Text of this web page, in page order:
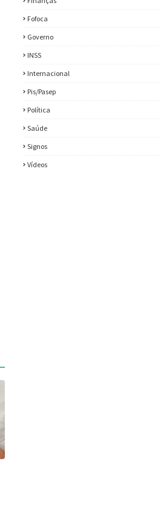
Fofoca
Governo
INSS
Internacional
Pis/Pasep
Política
Saúde
Signos
Vídeos